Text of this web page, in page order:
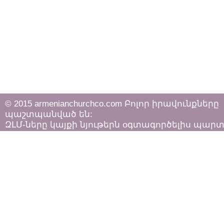
© 2015 armenianchurchco.com Բոլոր իրավունքները
պաշտպանված են:
ԶԼՄ-ները կայքի նյութերն օգտագործելիս